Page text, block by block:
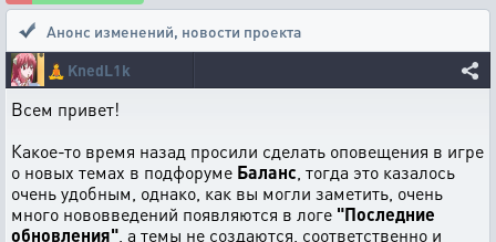
Анонс изменений, новости проекта
🧘 KnedL1k
Всем привет!
Какое-то время назад просили сделать оповещения в игре
о новых темах в подфоруме Баланс , тогда это казалось
очень удобным, однако, как вы могли заметить, очень
много нововведений появляются в логе "Последние
обновления" , а темы не создаются, соответственно и